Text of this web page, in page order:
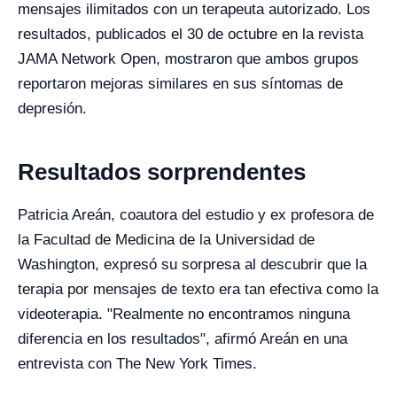
mensajes ilimitados con un terapeuta autorizado. Los
resultados, publicados el 30 de octubre en la revista
JAMA Network Open, mostraron que ambos grupos
reportaron mejoras similares en sus síntomas de
depresión.
Resultados sorprendentes
Patricia Areán, coautora del estudio y ex profesora de
la Facultad de Medicina de la Universidad de
Washington, expresó su sorpresa al descubrir que la
terapia por mensajes de texto era tan efectiva como la
videoterapia. "Realmente no encontramos ninguna
diferencia en los resultados", afirmó Areán en una
entrevista con The New York Times.